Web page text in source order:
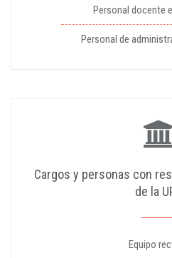
Personal docente
Personal de
Cargos y personas con
de la
Equipo